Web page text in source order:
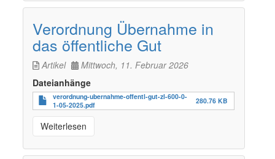
Verordnung Übernahme in
das öffentliche Gut
Artikel
Mittwoch, 11. Februar 2026
Dateianhänge
verordnung-ubernahme-offentl-gut-zl-600-0-
1-05-2025.pdf
280.76 KB
Weiterlesen